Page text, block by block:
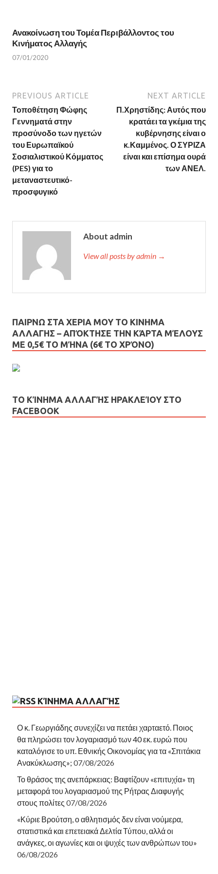
Ανακοίνωση του Τομέα Περιβάλλοντος του
Κινήματος Αλλαγής
07/01/2020
PREVIOUS ARTICLE
Τοποθέτηση Φώφης
Γεννηματά στην
προσύνοδο των ηγετών
του Ευρωπαϊκού
Σοσιαλιστικού Κόμματος
(PES) για το
μεταναστευτικό-
προσφυγικό
NEXT ARTICLE
Π.Χρηστίδης: Αυτός που
κρατάει τα γκέμια της
κυβέρνησης είναι ο
κ.Καμμένος. Ο ΣΥΡΙΖΑ
είναι και επίσημα ουρά
των ΑΝΕΛ.
About admin
View all posts by admin →
ΠΑΙΡΝΩ ΣΤΑ ΧΕΡΙΑ ΜΟΥ ΤΟ ΚΙΝΗΜΑ
ΑΛΛΑΓΗΣ – AΠΌΚΤΗΣΕ ΤΗΝ ΚΆΡΤΑ ΜΈΛΟΥΣ
ΜΕ 0,5€ ΤΟ ΜΉΝΑ (6€ ΤΟ ΧΡΌΝΟ)
ΤΟ ΚΊΝΗΜΑ ΑΛΛΑΓΉΣ ΗΡΑΚΛΕΊΟΥ ΣΤΟ
FACEBOOK
ΚΊΝΗΜΑ ΑΛΛΑΓΉΣ
Ο κ. Γεωργιάδης συνεχίζει να πετάει χαρταετό. Ποιος
θα πληρώσει τον λογαριασμό των 40 εκ. ευρώ που
καταλόγισε το υπ. Εθνικής Οικονομίας για τα «Σπιτάκια
Ανακύκλωσης»; 07/08/2026
Το θράσος της ανεπάρκειας: Βαφτίζουν «επιτυχία» τη
μεταφορά του λογαριασμού της Ρήτρας Διαφυγής
στους πολίτες 07/08/2026
«Κύριε Βρούτση, ο αθλητισμός δεν είναι νούμερα,
στατιστικά και επετειακά Δελτία Τύπου, αλλά οι
ανάγκες, οι αγωνίες και οι ψυχές των ανθρώπων του»
06/08/2026